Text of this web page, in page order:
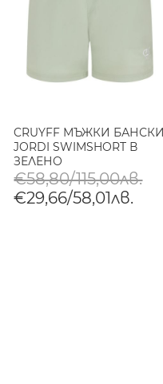
CRUYFF МЪЖКИ БАНСКИ
JORDI SWIMSHORT В
ЗЕЛЕНО
€58,80/115,00лв.
€29,66/58,01лв.